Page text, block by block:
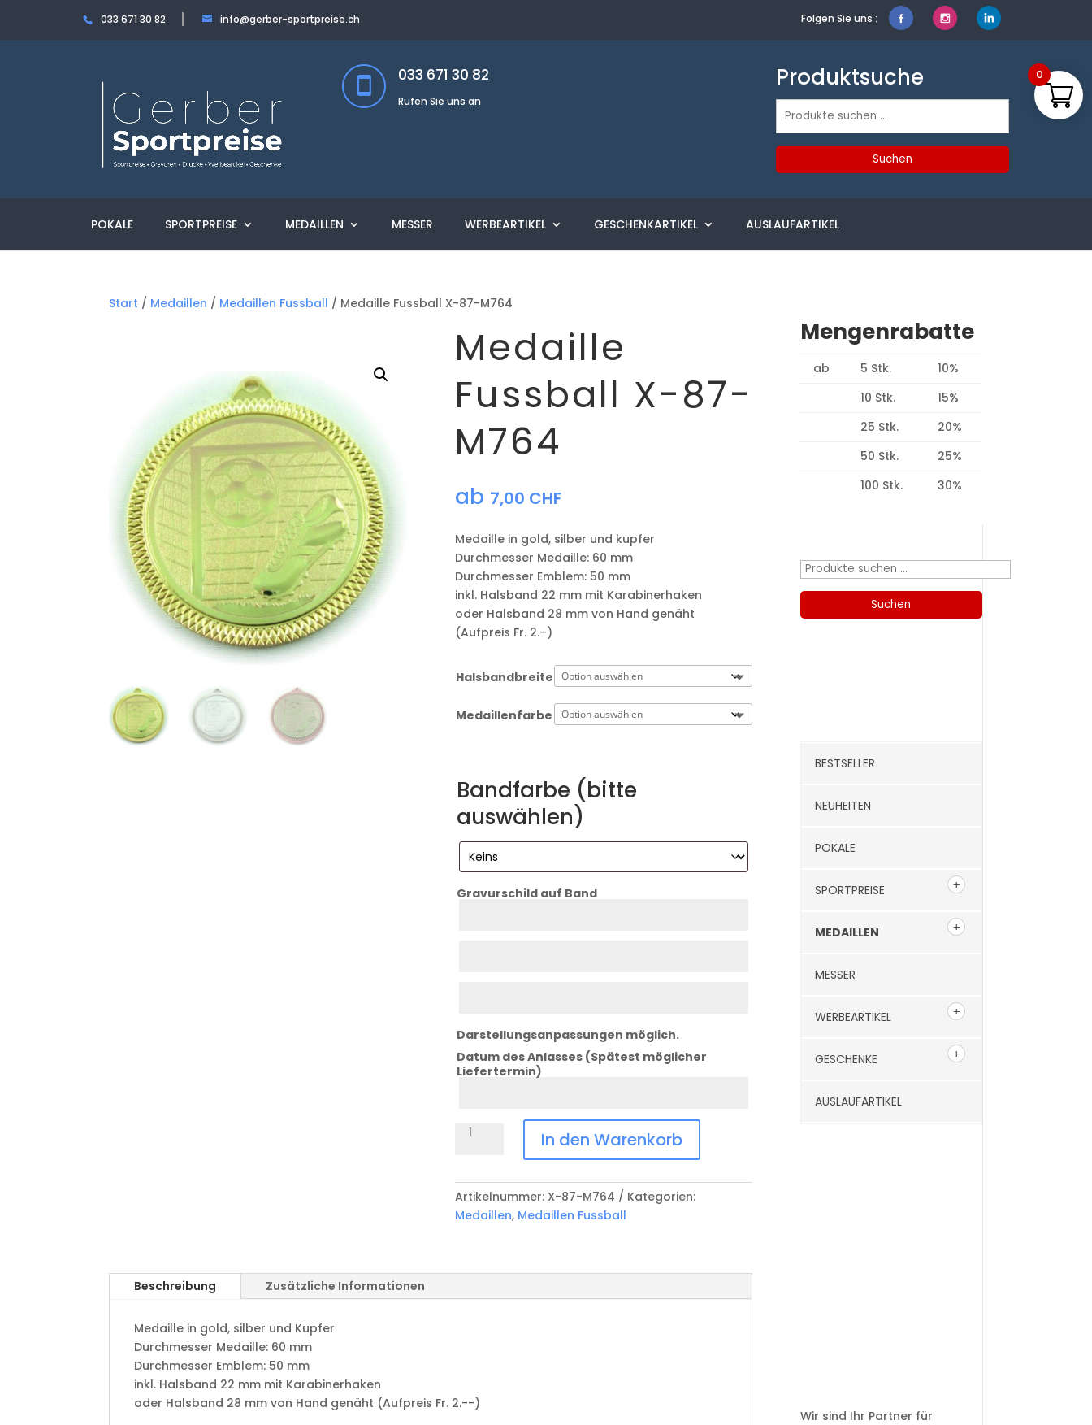
033 671 30 82 info@gerber-sportpreise.ch Folgen Sie uns :
033 671 30 82
Rufen Sie uns an
Produktsuche
Suchen
Suchen
POKALE SPORTPREISE MEDAILLEN MESSER WERBEARTIKEL GESCHENKARTIKEL AUSLAUFARTIKEL
Start / Medaillen / Medaillen Fussball / Medaille Fussball X-87-M764
Medaille
Fussball X-87-
M764
ab 7,00 CHF
Medaille in gold, silber und kupfer
​Durchmesser Medaille: 60 mm
Durchmesser Emblem: 50 mm
​inkl. Halsband 22 mm mit Karabinerhaken
oder Halsband 28 mm von Hand genäht
(Aufpreis Fr. 2.–)
Halsbandbreite
Medaillenfarbe
Bandfarbe (bitte
auswählen)
Gravurschild auf Band
Darstellungsanpassungen möglich.
Datum des Anlasses (Spätest möglicher
Liefertermin)
Medaille
87-
M764
In den Warenkorb
Artikelnummer: X-87-M764
Kategorien:
Medaillen, Medaillen Fussball
Beschreibung Zusätzliche Informationen
Medaille in gold, silber und Kupfer
​Durchmesser Medaille: 60 mm
Durchmesser Emblem: 50 mm
​inkl. Halsband 22 mm mit Karabinerhaken
oder Halsband 28 mm von Hand genäht (Aufpreis Fr. 2.--)
Mengenrabatte
ab 5 Stk.
10%
10 Stk.
15%
25 Stk.
20%
50 Stk.
25%
100 Stk.
30%
Suchen
Suchen
BESTSELLER
NEUHEITEN
POKALE
SPORTPREISE
MEDAILLEN
MESSER
WERBEARTIKEL
GESCHENKE
AUSLAUFARTIKEL
Wir sind Ihr Partner für
0